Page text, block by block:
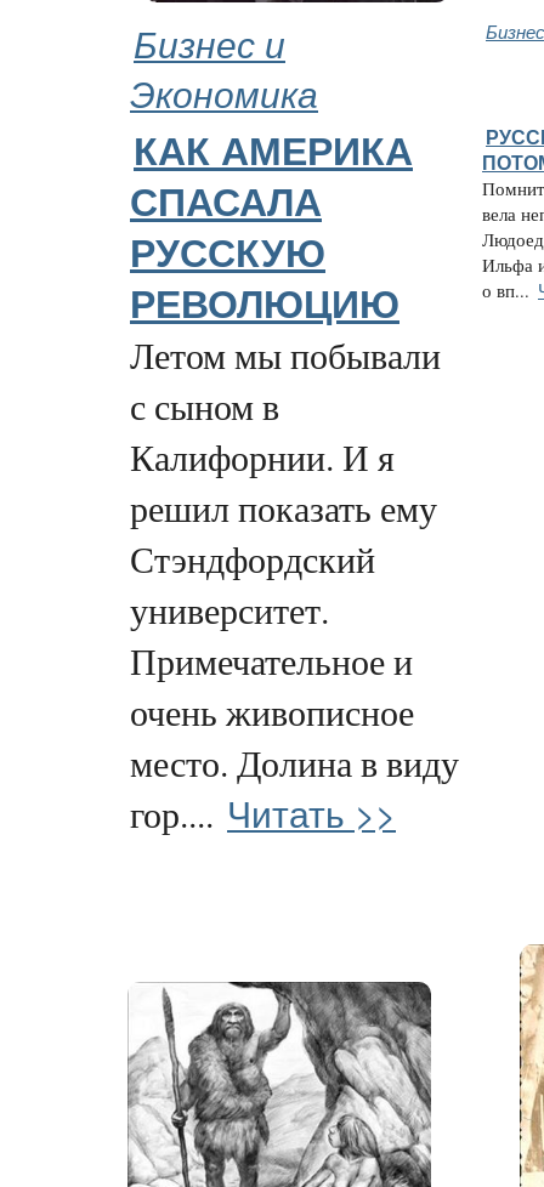
Бизнес и
Экономика
КАК АМЕРИКА
СПАСАЛА
РУССКУЮ
РЕВОЛЮЦИЮ
Летом мы побывали
с сыном в
Калифорнии. И я
решил показать ему
Стэндфордский
университет.
Примечательное и
очень живописное
место. Долина в виду
гор.... Читать >>
вела
Ильфа
о вп...